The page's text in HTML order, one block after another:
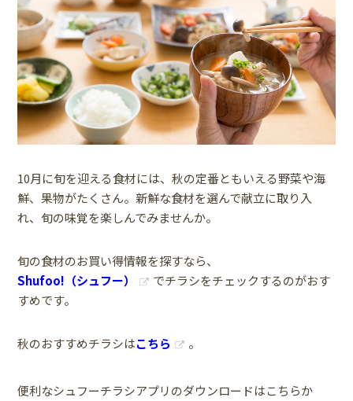
10月に旬を迎える食材には、秋の定番ともいえる野菜や海
鮮、果物がたくさん。新鮮な食材を選んで献立に取り入
れ、旬の味覚を楽しんでみませんか。
旬の食材のお買い得情報を探すなら、
Shufoo!（シュフー）
でチラシをチェックするのがおす
すめです。
秋のおすすめチラシはこちら 。
便利なシュフーチラシアプリのダウンロードはこちらか